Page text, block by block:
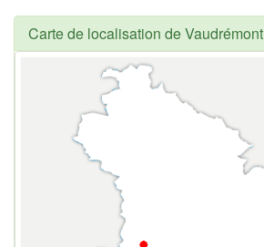
Carte de localisation de Vaudrémont